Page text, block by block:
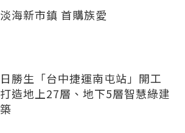
淡海新市鎮 首購族愛
日勝生「台中捷運南屯站」開工
打造地上27層、地下5層智慧綠建
築